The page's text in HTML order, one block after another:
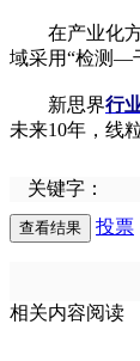
在产业化方
域采用“检测—
新思界行
未来10年，线
关键字：
投票
相关内容阅读